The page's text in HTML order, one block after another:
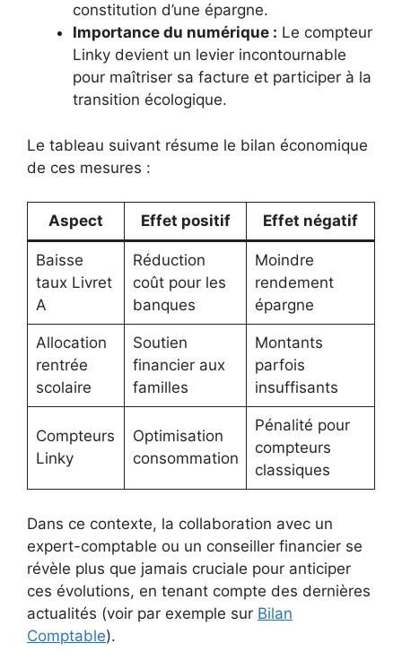
constitution d’une épargne.
Importance du numérique : Le compteur
Linky devient un levier incontournable
pour maîtriser sa facture et participer à la
transition écologique.
Le tableau suivant résume le bilan économique
de ces mesures :
Aspect Effet positif Effet négatif
Baisse
taux Livret
A
Réduction
coût pour les
banques
Moindre
rendement
épargne
Allocation
rentrée
scolaire
Soutien
financier aux
familles
Montants
parfois
insuffisants
Compteurs
Linky
Optimisation
consommation
Pénalité pour
compteurs
classiques
Dans ce contexte, la collaboration avec un
expert-comptable ou un conseiller financier se
révèle plus que jamais cruciale pour anticiper
ces évolutions, en tenant compte des dernières
actualités (voir par exemple sur Bilan
Comptable).